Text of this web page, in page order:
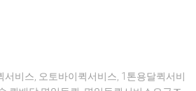
서비스, 오토바이퀵서비스, 1톤용달퀵서비